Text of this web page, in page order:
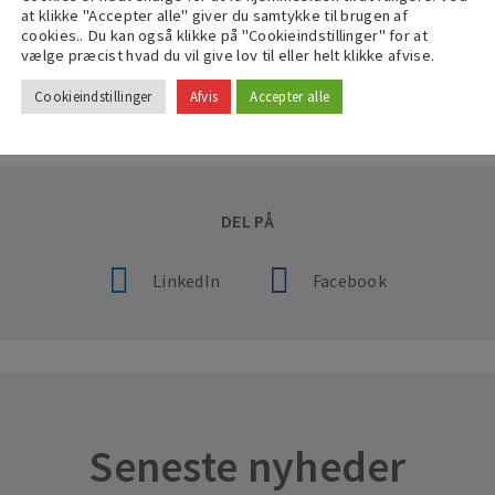
målrettet forskellige grupper, som skal sikre
at etablere uddannelses- og arbejdspladser til unge, der
DEL PÅ
LinkedIn Facebook
Seneste nyheder
at klikke "Accepter alle" giver du samtykke til brugen af
cookies.. Du kan også klikke på "Cookieindstillinger" for at
vælge præcist hvad du vil give lov til eller helt klikke afvise.
Cookieindstillinger Afvis Accepter alle